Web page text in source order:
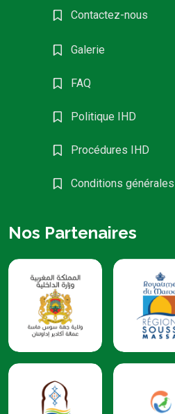
Contactez-nous
Galerie
FAQ
Politique IHD
Procédures IHD
Conditions
Nos Partenaires